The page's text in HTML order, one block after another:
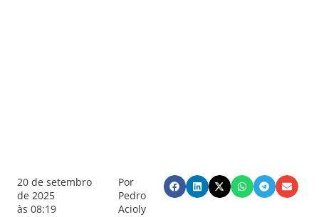
20 de setembro
de 2025
às 08:19
Por
Pedro
Acioly